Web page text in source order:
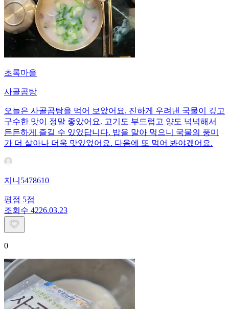
초록마을
사골곰탕
오늘은 사골곰탕을 먹어 보았어요. 진하게 우려낸 국물이 깊고
구수한 맛이 정말 좋았어요. 고기도 부드럽고 양도 넉넉해서
든든하게 즐길 수 있었답니다. 밥을 말아 먹으니 국물의 풍미
가 더 살아나 더욱 맛있었어요. 다음에 또 먹어 봐야겠어요.
지니5478610
평점 5점
조회수 4226.03.23
0